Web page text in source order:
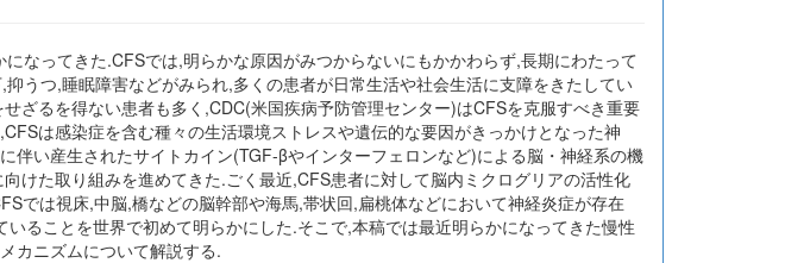
なってきた.CFSでは,明らかな原因がみつからないにもかかわらず,長期にわたって
うつ,睡眠障害などがみられ,多くの患者が日常生活や社会生活に支障をきたしてい
ざるを得ない患者も多く,CDC(米国疾病予防管理センター)はCFSを克服すべき重要
は感染症を含む種々の生活環境ストレスや遺伝的な要因がきっかけとなった神
伴い産生されたサイトカイン(TGF-βやインターフェロンなど)による脳・神経系の機
けた取り組みを進めてきた.ごく最近,CFS患者に対して脳内ミクログリアの活性化
では視床,中脳,橋などの脳幹部や海馬,帯状回,扁桃体などにおいて神経炎症が存在
ることを世界で初めて明らかにした.そこで,本稿では最近明らかになってきた慢性
カニズムについて解説する.